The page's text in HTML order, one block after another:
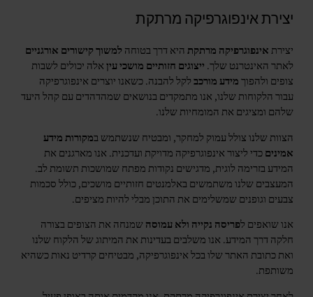
יצירת אינפוגרפיקה מרתקת
יצירתאינפוגרפיקה מרתקתהיא דרך בטוחה למשוך קישורים אורגניים
לאתר האינטרנט שלך. ייצוגים חזותיים מושכי עיןאלה יכולים לשבות
צופים ולהפוךמידע מורכבלקל להבנה. כשאנו יוצרים אינפוגרפיקה
עבור הלקוחות שלנו, אנו מתמקדים בנושאים שמהדהדים עם קהל היעד
שלהם ומציגים את המומחיות שלנו.
הצוות שלנו צולל עמוק למחקר, ומבטיח שנשתמש במקורות מידע
אמיניםכדי ליצור אינפוגרפיקה מדויקת ועדכנית. אנו מארגנים את
המידע בזרימה לוגית, מדגישים נקודות מפתח שמושכות תשומת לב.
המעצבים שלנו משתמשים באלמנטים חזותיים מושכים, כולל סכמות
צבעים וגופנים שמשלימים את התוכן מבלי להיות מציפים.
אנו שואפים לפריסה נקייה ולא עמוסה שמנחה את הצופים בצורה
חלקה דרך המידע. אנו משלבים בעדינות את המיתוג של הלקוח שלנו
ואת כתובת האתר שלו בכל אינפוגרפיקה, מבטיחים קרדיט נאות כשהיא
משותפת.